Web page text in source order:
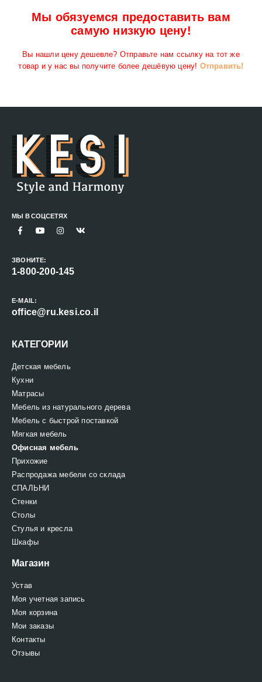
Мы обязуемся предоставить вам
самую низкую цену!
Вы нашли цену дешевле? Отправьте нам ссылку на тот же
товар и у нас вы получите более дешёвую цену! Отправить!
МЫ В СОЦСЕТЯХ
ЗВОНИТЕ:
1-800-200-145
E-MAIL:
office@ru.kesi.co.il
КАТЕГОРИИ
Детская мебель
Кухни
Матрасы
Мебель из натурального дерева
Мебель с быстрой поставкой
Мягкая мебель
Офисная мебель
Прихожие
Распродажа мебели со склада
СПАЛЬНИ
Стенки
Столы
Стулья и кресла
Шкафы
Магазин
Устав
Моя учетная запись
Моя корзина
Мои заказы
Контакты
Отзывы